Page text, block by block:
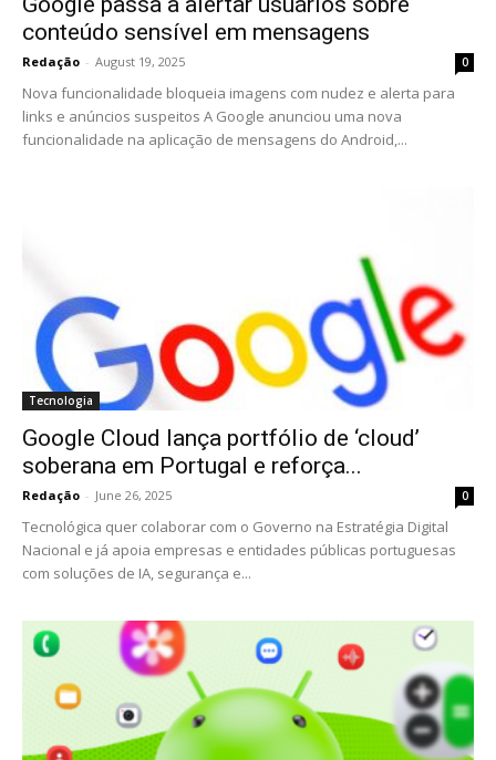
conteúdo sensível em mensagens
Redação - August 19, 2025 0
Nova funcionalidade bloqueia imagens com nudez e alerta para
links e anúncios suspeitos A Google anunciou uma nova
funcionalidade na aplicação de mensagens do Android,...
Tecnologia
Google Cloud lança portfólio de ‘cloud’
soberana em Portugal e reforça...
Redação - June 26, 2025 0
Tecnológica quer colaborar com o Governo na Estratégia Digital
Nacional e já apoia empresas e entidades públicas portuguesas
com soluções de IA, segurança e...